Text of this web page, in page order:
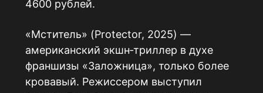
4600 рублей.
«Мститель» (Protector, 2025) —
американский экшн‑триллер в духе
франшизы «Заложница», только более
кровавый. Режиссером выступил